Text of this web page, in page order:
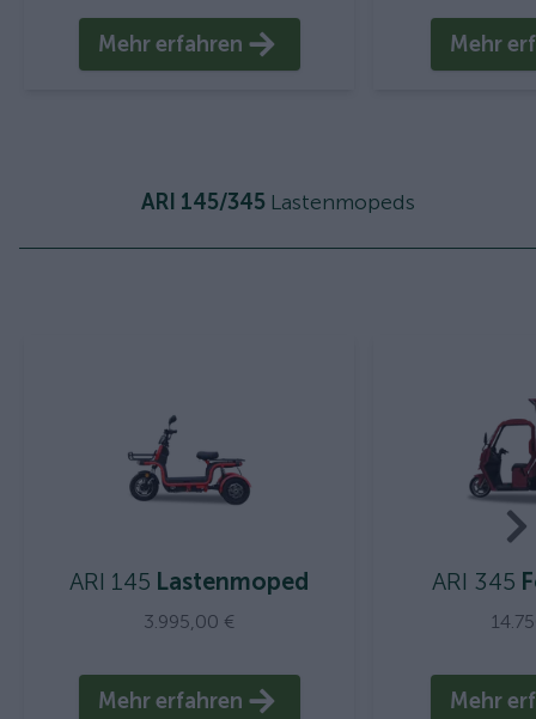
Mehr erfahren Mehr
ARI 145/345 Lastenmopeds
ARI 145 Lastenmoped
3.995,00 €
Mehr erfahren
ARI 345
Mehr